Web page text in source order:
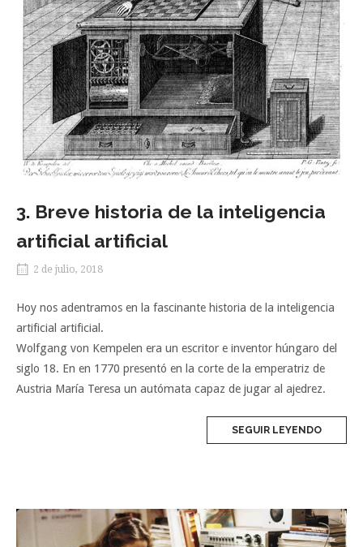
3. Breve historia de la inteligencia
artificial artificial
2 de julio, 2018
Hoy nos adentramos en la fascinante historia de la inteligencia
artificial artificial.
Wolfgang von Kempelen era un escritor e inventor húngaro del
siglo 18. En en 1770 presentó en la corte de la emperatriz de
Austria María Teresa un autómata capaz de jugar al ajedrez.
SEGUIR LEYENDO